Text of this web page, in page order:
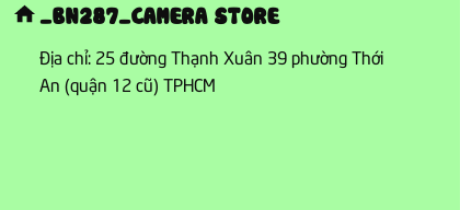
_BN287_CAMERA STORE
Địa chỉ: 25 đường Thạnh Xuân 39 phường Thới
An (quận 12 cũ) TPHCM